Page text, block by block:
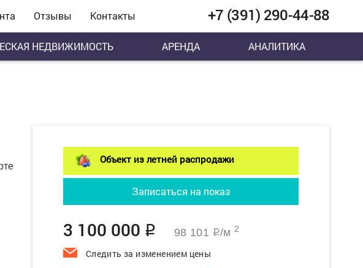
Отзывы Контакты +7 (391) 290-44-88
НЕДВИЖИМОСТЬ АРЕНДА АНАЛИТИКА
Объект из летней распродажи
Записаться на показ
3 100 000 q 98 101 q/м2
Следить за изменением цены